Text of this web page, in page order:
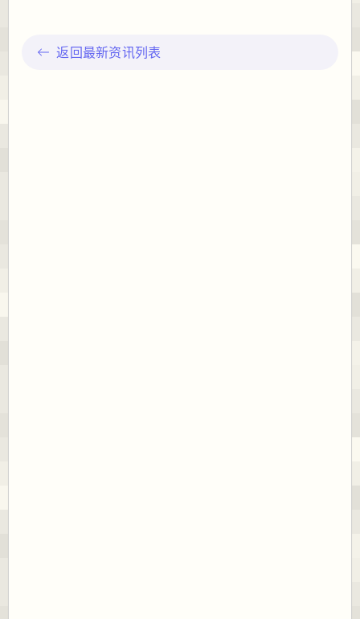
返回最新资讯列表